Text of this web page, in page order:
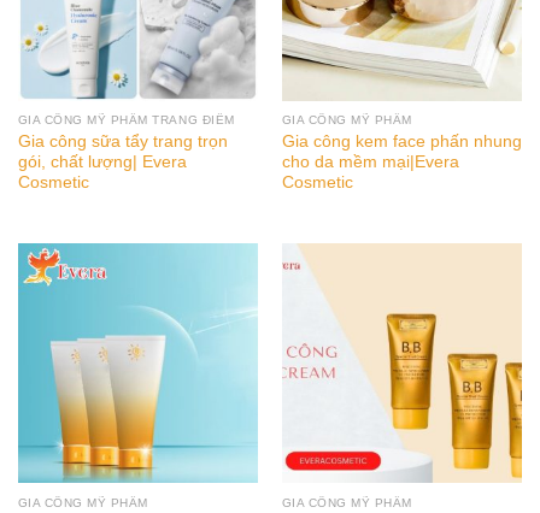
GIA CÔNG MỸ PHẨM TRANG ĐIỂM
Gia công sữa tẩy trang trọn
gói, chất lượng| Evera
Cosmetic
GIA CÔNG MỸ PHẨM
Gia công kem face phấn nhung
cho da mềm mại|Evera
Cosmetic
GIA CÔNG MỸ PHẨM GIA CÔNG MỸ PHẨM